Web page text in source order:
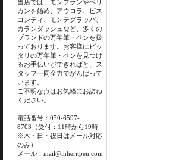
当店では、モンブランやペリ
カンを始め、アウロラ、ビス
コンティ、モンテグラッパ、
カランダッシュなど、多くの
ブランドの万年筆・ペンを扱
っております。お客様にピッ
タリの万年筆・ペンを見つけ
るお手伝いができればと、ス
タッフ一同全力でがんばって
います。
ご不明な点はお気軽にお訪ね
ください。
電話番号：070-6597-
8703（受付：11時から19時
※木・日・祝日はメール対応
のみ）
メール：mail@inheritpen.com